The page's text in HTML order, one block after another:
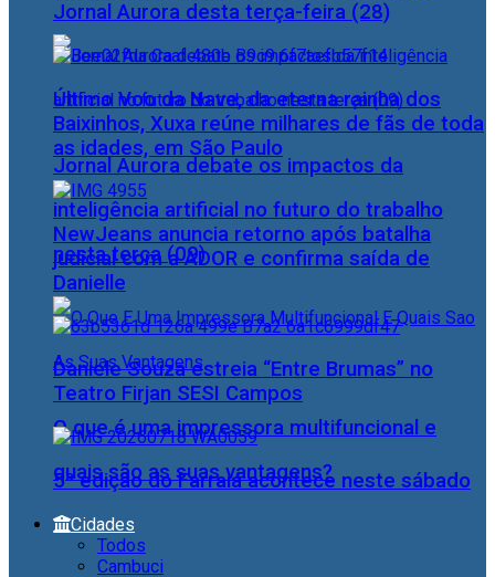
Jornal Aurora debate os impactos da
inteligência artificial no futuro do trabalho
nesta terça (09)
O que é uma impressora multifuncional e
quais são as suas vantagens?
Jornal Aurora desta terça-feira (28)
Último Voo da Nave, da eterna rainha dos
Baixinhos, Xuxa reúne milhares de fãs de toda
as idades, em São Paulo
NewJeans anuncia retorno após batalha
judicial com a ADOR e confirma saída de
Danielle
Daniele Souza estreia “Entre Brumas” no
Teatro Firjan SESI Campos
5ª edição do Farraiá acontece neste sábado
Cidades
Todos
Cambuci